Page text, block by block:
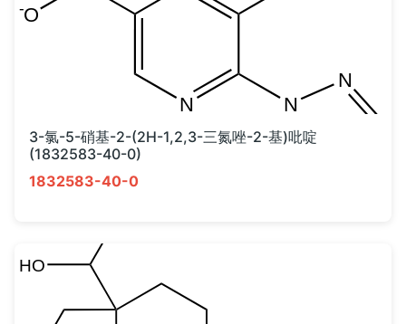
3-氯-5-硝基-2-(2H-1,2,3-三氮唑-2-基)吡啶
(1832583-40-0)
1832583-40-0